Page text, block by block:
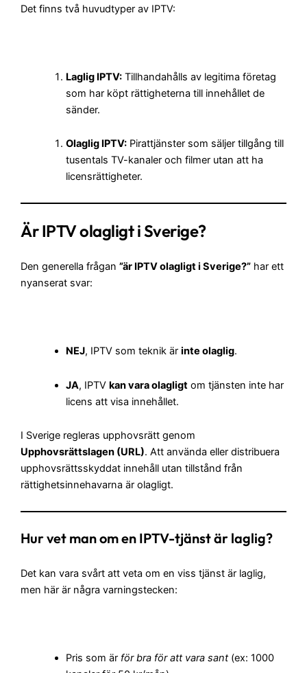
Det finns två huvudtyper av IPTV:
Laglig IPTV:Tillhandahålls av legitima företag
som har köpt rättigheterna till innehållet de
sänder.
Olaglig IPTV:Pirattjänster som säljer tillgång till
tusentals TV-kanaler och filmer utan att ha
licensrättigheter.
Är IPTV olagligt i Sverige?
Den generella frågan ”är IPTV olagligt i Sverige?” har ett
nyanserat svar:
NEJ, IPTV som teknik är inte olaglig.
JA, IPTV kan vara olagligt om tjänsten inte har
licens att visa innehållet.
I Sverige regleras upphovsrätt genom
Upphovsrättslagen (URL). Att använda eller distribuera
upphovsrättsskyddat innehåll utan tillstånd från
rättighetsinnehavarna är olagligt.
Hur vet man om en IPTV-tjänst är laglig?
Det kan vara svårt att veta om en viss tjänst är laglig,
men här är några varningstecken:
Pris som är för bra för att vara sant(ex: 1000